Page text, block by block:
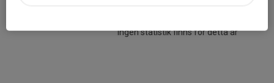
Ingen statistik finns för detta år